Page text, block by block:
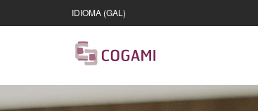
IDIOMA (GAL)